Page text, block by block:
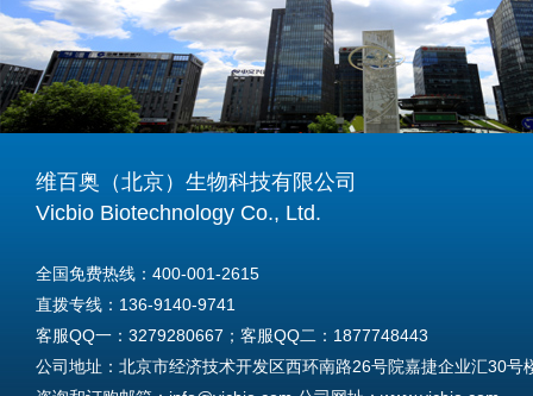
维百奥（北京）生物科技有限公司
Vicbio Biotechnology Co., Ltd.
全国免费热线：400-001-2615
直拨专线：136-9140-9741
客服QQ一：3279280667；客服QQ二：1877748443
公司地址：北京市经济技术开发区西环南路26号院嘉捷企业汇30号